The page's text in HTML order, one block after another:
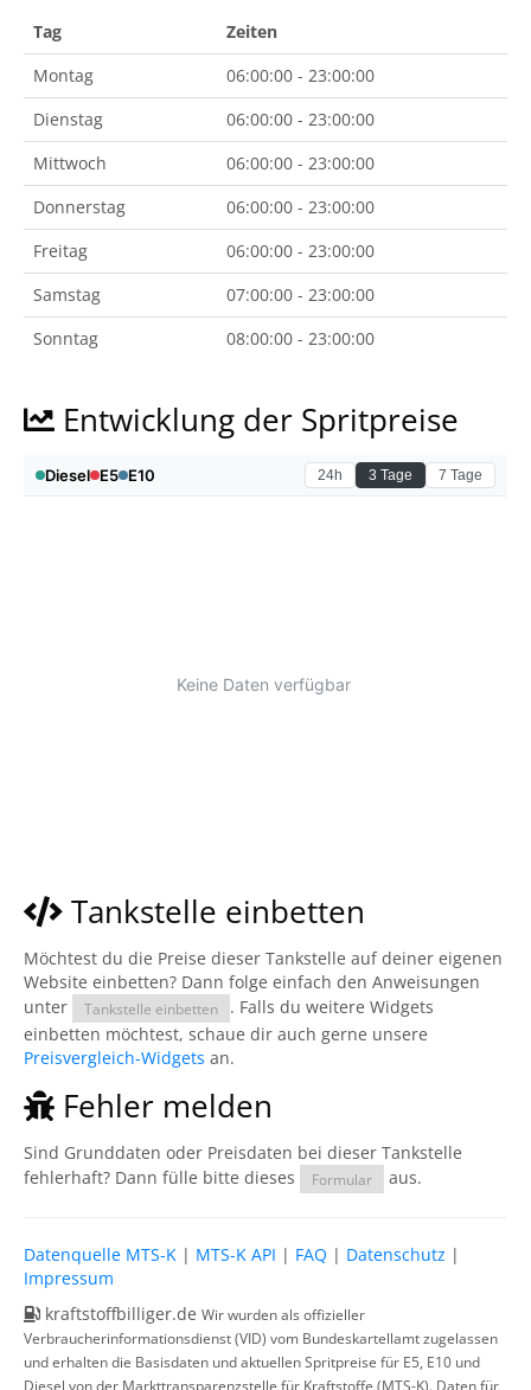
Tag
Zeiten
Montag
06:00:00 - 23:00:00
Dienstag
06:00:00 - 23:00:00
Mittwoch
06:00:00 - 23:00:00
Donnerstag
06:00:00 - 23:00:00
Freitag
06:00:00 - 23:00:00
Samstag
07:00:00 - 23:00:00
Sonntag
08:00:00 - 23:00:00
Entwicklung der Spritpreise
Tankstelle einbetten
Möchtest du die Preise dieser Tankstelle auf deiner eigenen
Website einbetten? Dann folge einfach den Anweisungen
unter
Tankstelle einbetten
. Falls du weitere Widgets
einbetten möchtest, schaue dir auch gerne unsere
Preisvergleich-Widgets an.
Fehler melden
Sind Grunddaten oder Preisdaten bei dieser Tankstelle
fehlerhaft? Dann fülle bitte dieses
Formular aus.
Datenquelle MTS-K | MTS-K API | FAQ | Datenschutz |
Impressum
kraftstoffbilliger.de Wir wurden als offizieller
Verbraucherinformationsdienst (VID) vom Bundeskartellamt zugelassen
und erhalten die Basisdaten und aktuellen Spritpreise für E5, E10 und
Diesel von der Markttransparenzstelle für Kraftstoffe (MTS-K). Daten für